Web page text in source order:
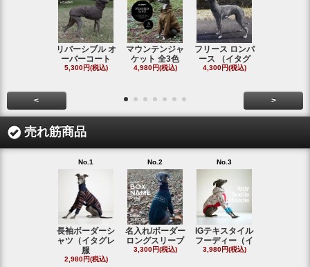
リバーシブル オ
ーバーコート
5,300円(税込)
マウンテンジャ
ケット 全3色
4,980円(税込)
フリース ロンパ
ース （イタグ
4,300円(税込)
< >
売れ筋商品
No.1
長袖ボーダーシ
ャツ（イタグレ
服
2,980円(税込)
No.2
名入れ/ボーダー
ロングスリーブ
3,300円(税込)
No.3
IGテキスタイル
フーディー（イ
3,980円(税込)